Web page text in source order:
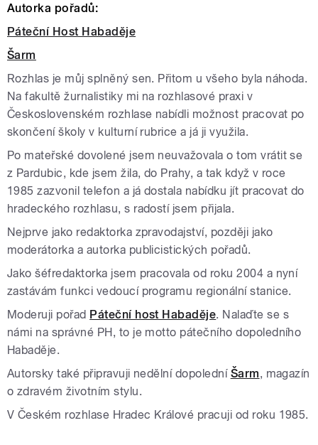
Autorka pořadů:
Páteční Host Habaděje
Šarm
Rozhlas je můj splněný sen. Přitom u všeho byla náhoda.
Na fakultě žurnalistiky mi na rozhlasové praxi v
Československém rozhlase nabídli možnost pracovat po
skončení školy v kulturní rubrice a já ji využila.
Po mateřské dovolené jsem neuvažovala o tom vrátit se
z Pardubic, kde jsem žila, do Prahy, a tak když v roce
1985 zazvonil telefon a já dostala nabídku jít pracovat do
hradeckého rozhlasu, s radostí jsem přijala.
Nejprve jako redaktorka zpravodajství, později jako
moderátorka a autorka publicistických pořadů.
Jako šéfredaktorka jsem pracovala od roku 2004 a nyní
zastávám funkci vedoucí programu regionální stanice.
Moderuji pořad Páteční host Habaděje. Nalaďte se s
námi na správné PH, to je motto pátečního dopoledního
Habaděje.
Autorsky také připravuji nedělní dopolední Šarm, magazín
o zdravém životním stylu.
V Českém rozhlase Hradec Králové pracuji od roku 1985.